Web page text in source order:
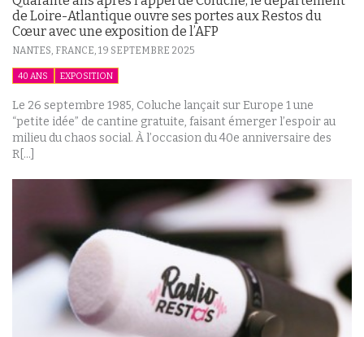
de Loire-Atlantique ouvre ses portes aux Restos du
Cœur avec une exposition de l’AFP
NANTES, FRANCE, 19 SEPTEMBRE 2025
40 ANS EXPOSITION
Le 26 septembre 1985, Coluche lançait sur Europe 1 une
“petite idée” de cantine gratuite, faisant émerger l’espoir au
milieu du chaos social. À l’occasion du 40e anniversaire des
R[...]